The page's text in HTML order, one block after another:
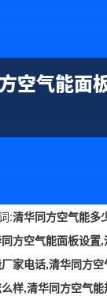
:清华同方空气能多
方空气能面板设置
家电话,清华同方
样,清华同方空气